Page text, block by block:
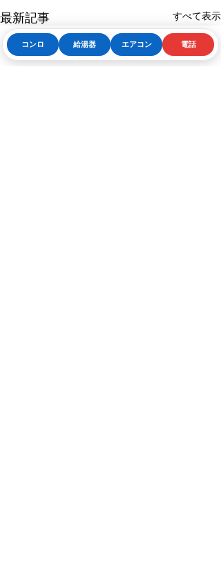
最新記事 すべて表示
Phone お問い合わせフォーム LINE
コンロ 給湯器 エアコン 電話